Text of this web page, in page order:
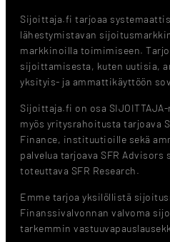
Sijoittaja.fi tarjoaa
lähestymistavan
markkinoilla toimimiseen.
sijoittamisesta, kuten uutisia,
yksityis- ja ammattikäyttöön
Sijoittaja.fi on osa
myös yritysrahoitusta tarjoava
Finance, instituutioille sekä
palvelua tarjoava SFR
toteuttava SFR Research.
Emme tarjoa yksilöllistä
Finanssivalvonnan valvoma
tarkemmin